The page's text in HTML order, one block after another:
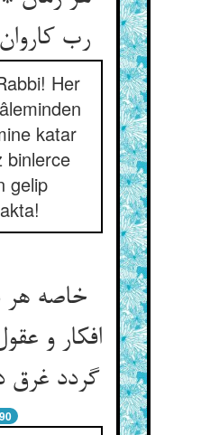
Her
katar
binlerce
gelip
خاصه
افکار و